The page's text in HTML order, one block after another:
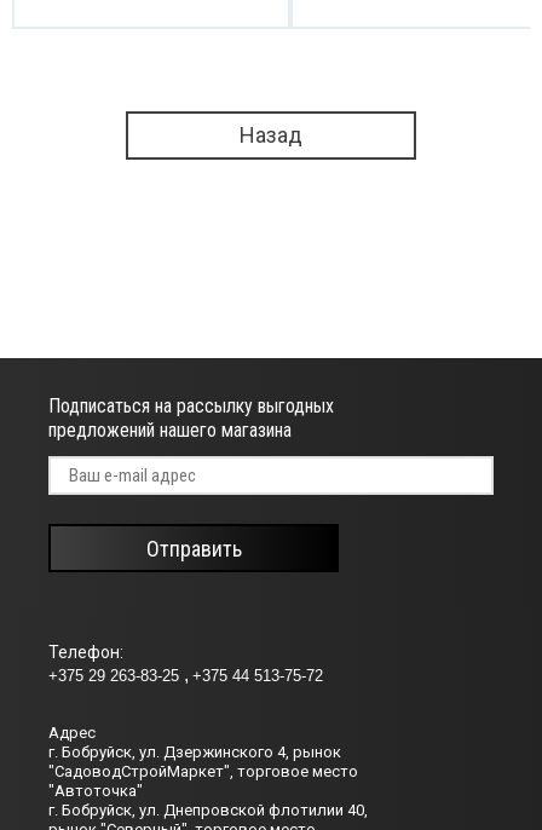
Назад
Телефон:
+375 29 263-83-25 +375 44 513-75-72
Адрес
г. Бобруйск, ул. Дзержинского 4, рынок
"СадоводСтройМаркет", торговое место
"Автоточка"
г. Бобруйск, ул. Днепровской флотилии 40,
Подписаться на рассылку выгодных
предложений нашего магазина
Отправить